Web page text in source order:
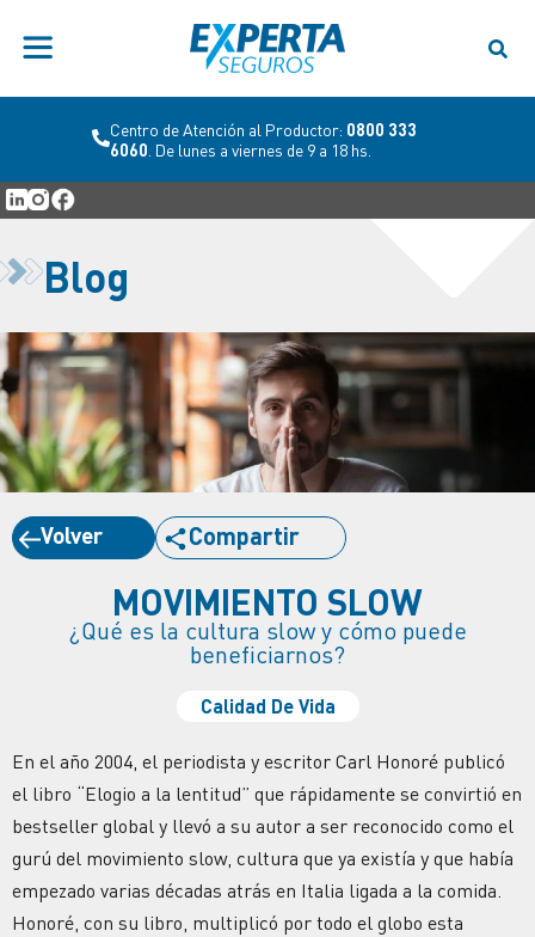
Centro de Atención al Productor: 0800 333
6060 . De lunes a viernes de 9 a 18 hs.
Blog
Volver Compartir
MOVIMIENTO SLOW
¿Qué es la cultura slow y cómo puede
beneficiarnos?
Calidad De Vida
En el año 2004, el periodista y escritor Carl Honoré publicó
el libro “Elogio a la lentitud” que rápidamente se convirtió en
bestseller global y llevó a su autor a ser reconocido como el
gurú del movimiento slow, cultura que ya existía y que había
empezado varias décadas atrás en Italia ligada a la comida.
Honoré, con su libro, multiplicó por todo el globo esta